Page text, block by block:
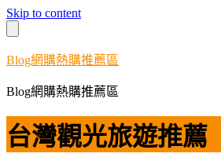
Skip to content
Blog網購熱購推薦區
Blog網購熱購推薦區
台灣觀光旅遊推薦